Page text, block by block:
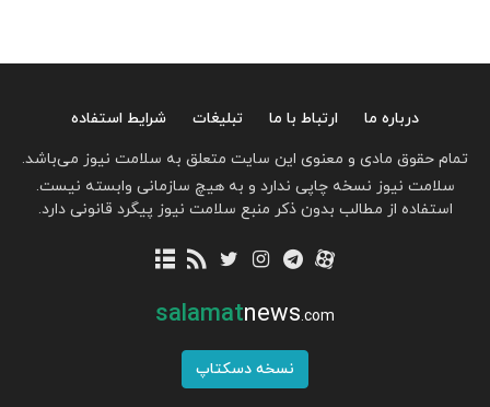
درباره ما ارتباط با ما تبلیغات
شرایط استفاده
تمام حقوق مادی و معنوی این سایت متعلق به سلامت نیوز می‌باشد.
سلامت نیوز نسخه چاپی ندارد و به هیچ سازمانی وابسته نیست.
استفاده از مطالب بدون ذکر منبع سلامت نیوز پیگرد قانونی دارد.
salamatnews.com
نسخه دسکتاپ